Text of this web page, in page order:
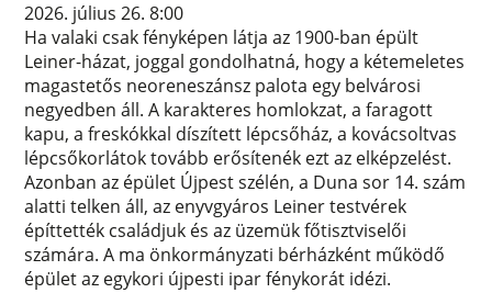
2026. július 26. 8:00
Ha valaki csak fényképen látja az 1900-ban épült
Leiner-házat, joggal gondolhatná, hogy a kétemeletes
magastetős neoreneszánsz palota egy belvárosi
negyedben áll. A karakteres homlokzat, a faragott
kapu, a freskókkal díszített lépcsőház, a kovácsoltvas
lépcsőkorlátok tovább erősítenék ezt az elképzelést.
Azonban az épület Újpest szélén, a Duna sor 14. szám
alatti telken áll, az enyvgyáros Leiner testvérek
építtették családjuk és az üzemük főtisztviselői
számára. A ma önkormányzati bérházként működő
épület az egykori újpesti ipar fénykorát idézi.